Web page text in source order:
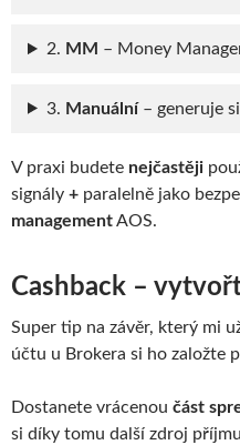
2. MM – Money
3. Manuální– generuje
V praxi budete nejčastěji
signály + paralelně jako
managementAOS.
Cashback –
Super tip na závěr, který mi
účtu u Brokera si ho založte
Dostanete vrácenou část
si díky tomu další zdroj